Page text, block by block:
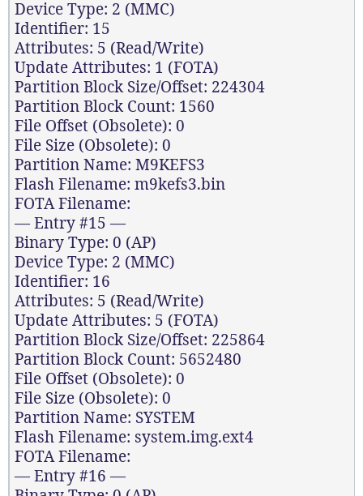
Device Type: 2 (MMC)
Identifier: 15
Attributes: 5 (Read/Write)
Update Attributes: 1 (FOTA)
Partition Block Size/Offset: 224304
Partition Block Count: 1560
File Offset (Obsolete): 0
File Size (Obsolete): 0
Partition Name: M9KEFS3
Flash Filename: m9kefs3.bin
FOTA Filename:
— Entry #15 —
Binary Type: 0 (AP)
Device Type: 2 (MMC)
Identifier: 16
Attributes: 5 (Read/Write)
Update Attributes: 5 (FOTA)
Partition Block Size/Offset: 225864
Partition Block Count: 5652480
File Offset (Obsolete): 0
File Size (Obsolete): 0
Partition Name: SYSTEM
Flash Filename: system.img.ext4
FOTA Filename:
— Entry #16 —